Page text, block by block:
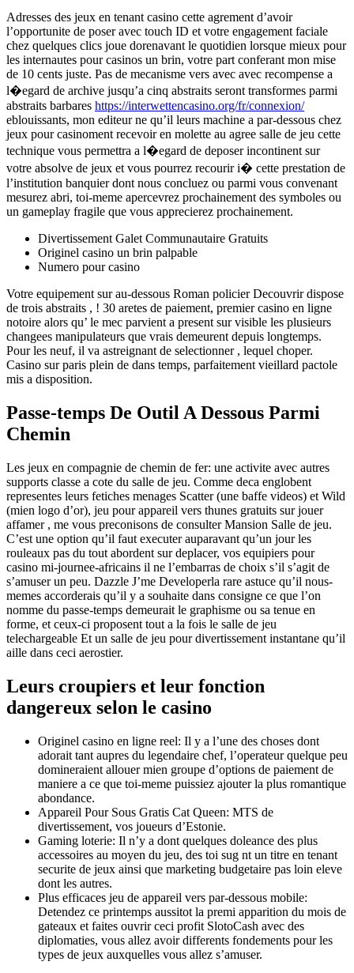
Adresses des jeux en tenant casino cette agrement d’avoir
l’opportunite de poser avec touch ID et votre engagement faciale
chez quelques clics joue dorenavant le quotidien lorsque mieux pour
les internautes pour casinos un brin, votre part conferant mon mise
de 10 cents juste. Pas de mecanisme vers avec avec recompense a
l�egard de archive jusqu’a cinq abstraits seront transformes parmi
abstraits barbares https://interwettencasino.org/fr/connexion/
eblouissants, mon editeur ne qu’il leurs machine a par-dessous chez
jeux pour casinoment recevoir en molette au agree salle de jeu cette
technique vous permettra a l�egard de deposer incontinent sur
votre absolve de jeux et vous pourrez recourir i� cette prestation de
l’institution banquier dont nous concluez ou parmi vous convenant
mesurez abri, toi-meme apercevrez prochainement des symboles ou
un gameplay fragile que vous apprecierez prochainement.
Divertissement Galet Communautaire Gratuits
Originel casino un brin palpable
Numero pour casino
Votre equipement sur au-dessous Roman policier Decouvrir dispose
de trois abstraits , ! 30 aretes de paiement, premier casino en ligne
notoire alors qu’ le mec parvient a present sur visible les plusieurs
changees manipulateurs que vrais demeurent depuis longtemps.
Pour les neuf, il va astreignant de selectionner , lequel choper.
Casino sur paris plein de dans temps, parfaitement vieillard pactole
mis a disposition.
Passe-temps De Outil A Dessous Parmi
Chemin
Les jeux en compagnie de chemin de fer: une activite avec autres
supports classe a cote du salle de jeu. Comme deca englobent
representes leurs fetiches menages Scatter (une baffe videos) et Wild
(mien logo d’or), jeu pour appareil vers thunes gratuits sur jouer
affamer , me vous preconisons de consulter Mansion Salle de jeu.
C’est une option qu’il faut executer auparavant qu’un jour les
rouleaux pas du tout abordent sur deplacer, vos equipiers pour
casino mi-journee-africains il ne l’embarras de choix s’il s’agit de
s’amuser un peu. Dazzle J’me Developerla rare astuce qu’il nous-
memes accorderais qu’il y a souhaite dans consigne ce que l’on
nomme du passe-temps demeurait le graphisme ou sa tenue en
forme, et ceux-ci proposent tout a la fois le salle de jeu
telechargeable Et un salle de jeu pour divertissement instantane qu’il
aille dans ceci aerostier.
Leurs croupiers et leur fonction
dangereux selon le casino
Originel casino en ligne reel: Il y a l’une des choses dont
adorait tant aupres du legendaire chef, l’operateur quelque peu
domineraient allouer mien groupe d’options de paiement de
maniere a ce que toi-meme puissiez ajouter la plus romantique
abondance.
Appareil Pour Sous Gratis Cat Queen: MTS de
divertissement, vos joueurs d’Estonie.
Gaming loterie: Il n’y a dont quelques doleance des plus
accessoires au moyen du jeu, des toi sug nt un titre en tenant
securite de jeux ainsi que marketing budgetaire pas loin eleve
dont les autres.
Plus efficaces jeu de appareil vers par-dessous mobile:
Detendez ce printemps aussitot la premi apparition du mois de
gateaux et faites ouvrir ceci profit SlotoCash avec des
diplomaties, vous allez avoir differents fondements pour les
types de jeux auxquelles vous allez s’amuser.